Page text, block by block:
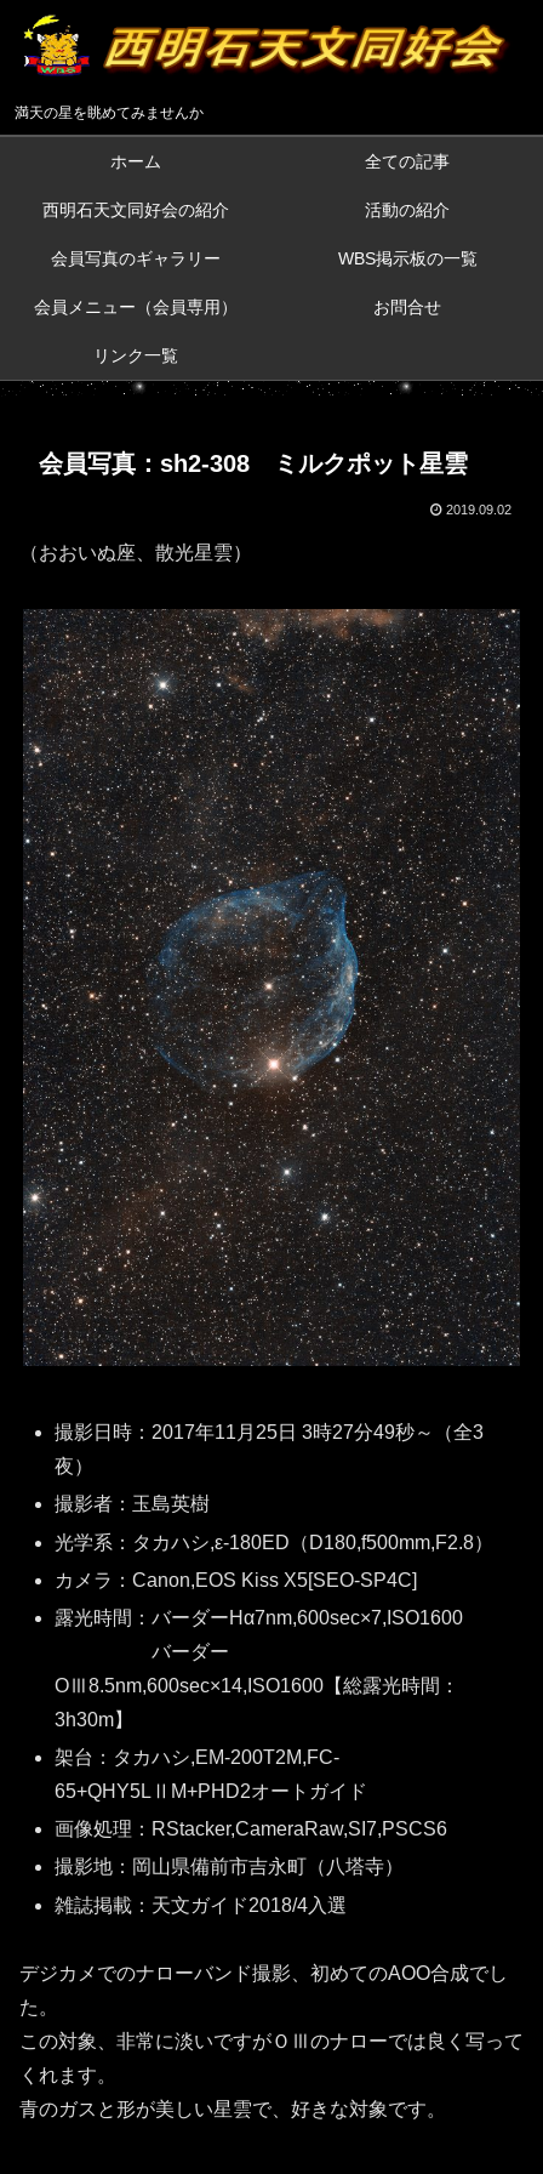
満天の星を眺めてみませんか
ホーム 全ての記事
西明石天文同好会の紹介 活動の紹介
会員写真のギャラリー WBS掲示板の一覧
会員メニュー（会員専用） お問合せ
リンク一覧
会員写真：sh2-308 ミルクポット星雲
2019.09.02
（おおいぬ座、散光星雲）
撮影日時：2017年11月25日 3時27分49秒～（全3
夜）
撮影者：玉島英樹
光学系：タカハシ,ε-180ED（D180,f500mm,F2.8）
カメラ：Canon,EOS Kiss X5[SEO-SP4C]
露光時間：バーダーHα7nm,600sec×7,ISO1600
バーダー
OⅢ8.5nm,600sec×14,ISO1600【総露光時間：
3h30m】
架台：タカハシ,EM-200T2M,FC-
65+QHY5LⅡM+PHD2オートガイド
画像処理：RStacker,CameraRaw,SI7,PSCS6
撮影地：岡山県備前市吉永町（八塔寺）
雑誌掲載：天文ガイド2018/4入選
デジカメでのナローバンド撮影、初めてのAOO合成でし
た。
この対象、非常に淡いですがＯⅢのナローでは良く写って
くれます。
青のガスと形が美しい星雲で、好きな対象です。